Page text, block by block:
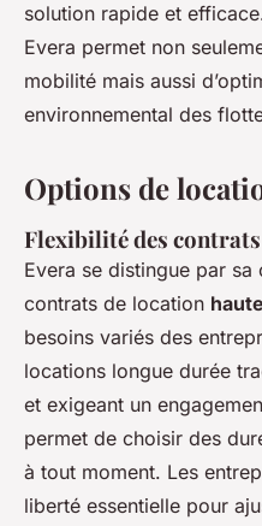
solution rapide et
Evera permet non
mobilité mais aussi
environnemental des
Options de
Flexibilité des
Evera se distingue par
contrats de location
besoins variés des
locations longue durée
et exigeant un
permet de choisir des
à tout moment. Les
liberté essentielle pour